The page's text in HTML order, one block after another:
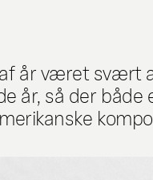
år været svært
år, så der